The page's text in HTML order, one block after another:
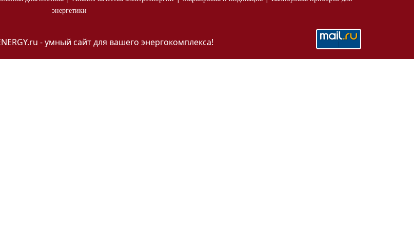
энергетики
- умный сайт для вашего энергокомплекса!